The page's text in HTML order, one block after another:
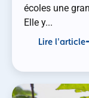
écoles une
Elle y...
Lire l'article